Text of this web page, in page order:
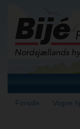
Forside
Vogne